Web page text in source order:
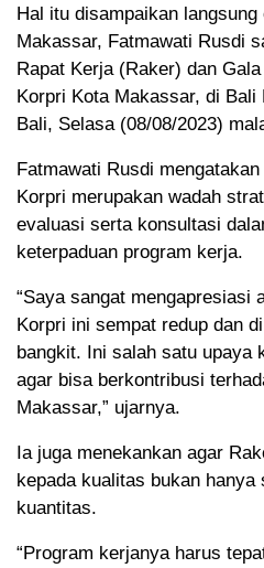
Hal itu disampaikan
Makassar, Fatmawati Rusdi
Rapat Kerja (Raker) dan
Korpri Kota Makassar, di Bali
Bali, Selasa (08/08/2023)
Fatmawati Rusdi
Korpri merupakan wadah
evaluasi serta konsultasi
keterpaduan program kerja.
“Saya sangat mengapresiasi
Korpri ini sempat redup dan
bangkit. Ini salah satu upaya
agar bisa berkontribusi
Makassar,” ujarnya.
Ia juga menekankan agar
kepada kualitas bukan
kuantitas.
“Program kerjanya harus